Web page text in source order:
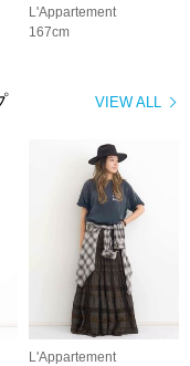
L'Appartement
167cm
VIEW ALL
L'Appartement